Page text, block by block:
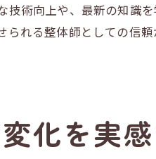
技術向上や、最新の知識
られる整体師としての信頼
化を実